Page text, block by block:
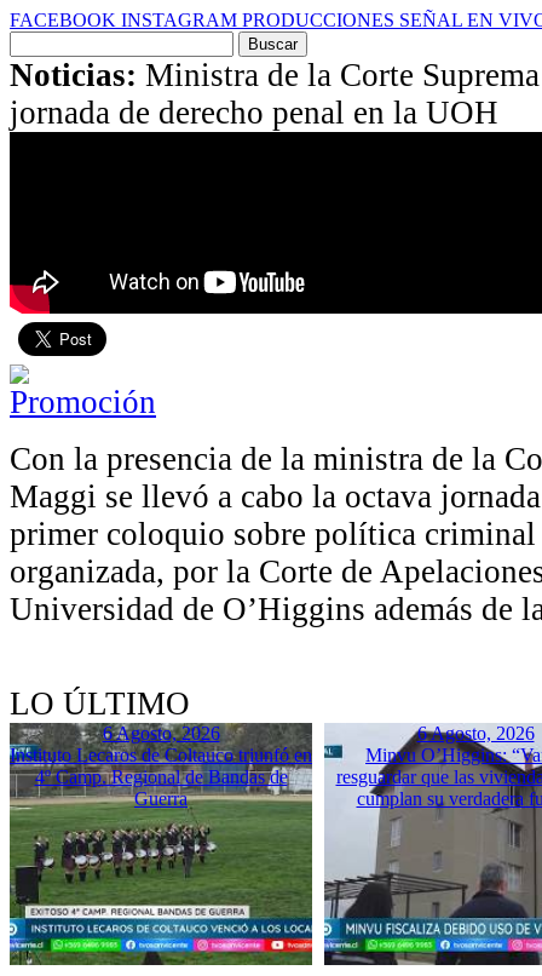
FACEBOOK INSTAGRAM PRODUCCIONES SEÑAL EN
por:
Noticias: Ministra de la Corte
jornada de derecho penal en la UOH
Con la presencia de la ministra de la
Maggi se llevó a cabo la octava
primer coloquio sobre política
organizada, por la Corte de
Universidad de O’Higgins además de
LO ÚLTIMO
6 Agosto, 2026
Instituto Lecaros de Coltauco triunfó en
4º Camp. Regional de Bandas de
Guerra
6 Agosto, 2026
Minvu O’Higgins:
resguardar que las
cumplan su verdadera